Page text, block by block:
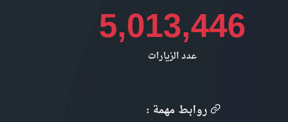
5,013,446
عدد الزيارات
روابط مهمة :